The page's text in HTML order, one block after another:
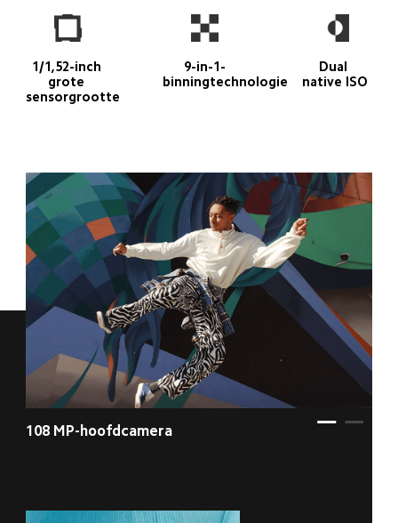
1/1,52-inch
grote
sensorgrootte
9-in-1-
binningtechnologie
Dual
native ISO
108 MP-hoofdcamera